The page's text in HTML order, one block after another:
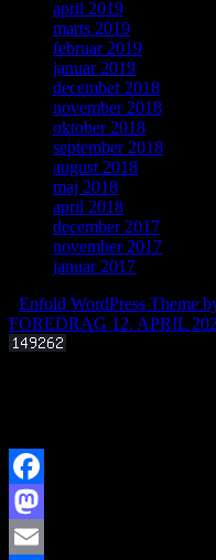
april 2019
marts 2019
februar 2019
januar 2019
december 2018
november 2018
oktober 2018
september 2018
august 2018
maj 2018
april 2018
december 2017
november 2017
januar 2017
Enfold WordPress Theme
FOREDRAG 12. APRIL
Facebook
Mastodon